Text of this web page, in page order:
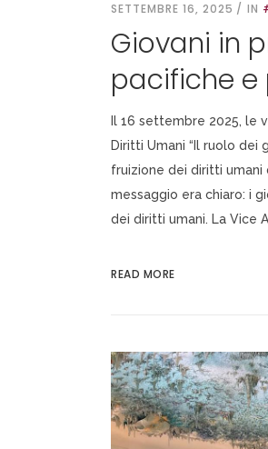
SETTEMBRE 16, 2025 IN
Giovani in
pacifiche e
Il 16 settembre 2025, le
Diritti Umani “Il ruolo
fruizione dei diritti umani
messaggio era chiaro: i
dei diritti umani. La Vice
READ MORE